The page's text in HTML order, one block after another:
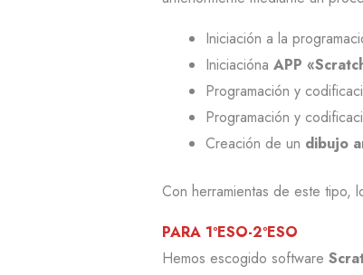
Iniciación a la
Iniciacióna APP
Programación y
Programación y
Creación de un dibujo
Con herramientas de este tipo,
PARA 1ºESO-2ºESO
Hemos escogido software